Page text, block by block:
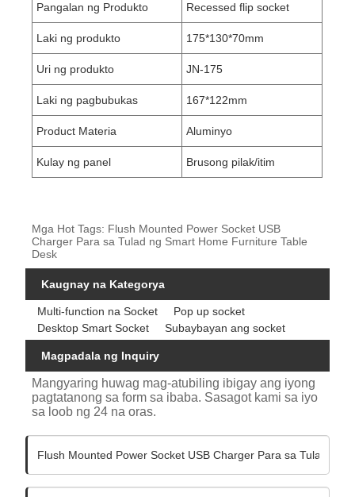
Pangalan ng Produkto Recessed flip socket
Laki ng produkto 175*130*70mm
Uri ng produkto JN-175
Laki ng pagbubukas 167*122mm
Product Materia Aluminyo
Kulay ng panel Brusong pilak/itim
Mga Hot Tags: Flush Mounted Power Socket USB
Charger Para sa Tulad ng Smart Home Furniture Table
Desk
Kaugnay na Kategorya
Multi-function na Socket
Pop up socket
Desktop Smart Socket
Subaybayan ang socket
Magpadala ng Inquiry
Mangyaring huwag mag-atubiling ibigay ang iyong
pagtatanong sa form sa ibaba. Sasagot kami sa iyo
sa loob ng 24 na oras.